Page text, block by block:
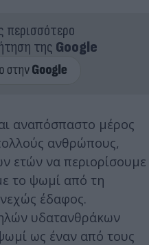
περισσότερο
της Google
αναπόσπαστο μέρος
ανθρώπους,
ετών να περιορίσουμε
το ψωμί από τη
έδαφος.
υδατανθράκων
ως έναν από τους